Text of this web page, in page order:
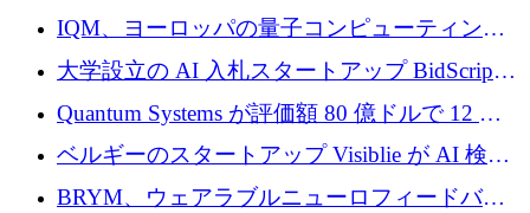
ノベーション モデルを学ぶ
IQM、ヨーロッパの量子コンピューティング
企業として初めて米国の主要取引所に上場
大学設立の AI 入札スタートアップ BidScript
がプレシード資金総額 100 万ドルを突破
Quantum Systems が評価額 80 億ドルで 12 億
ドルを調達
ベルギーのスタートアップ Visiblie が AI 検索
の可視化のために 50 万ユーロを調達
BRYM、ウェアラブルニューロフィードバッ